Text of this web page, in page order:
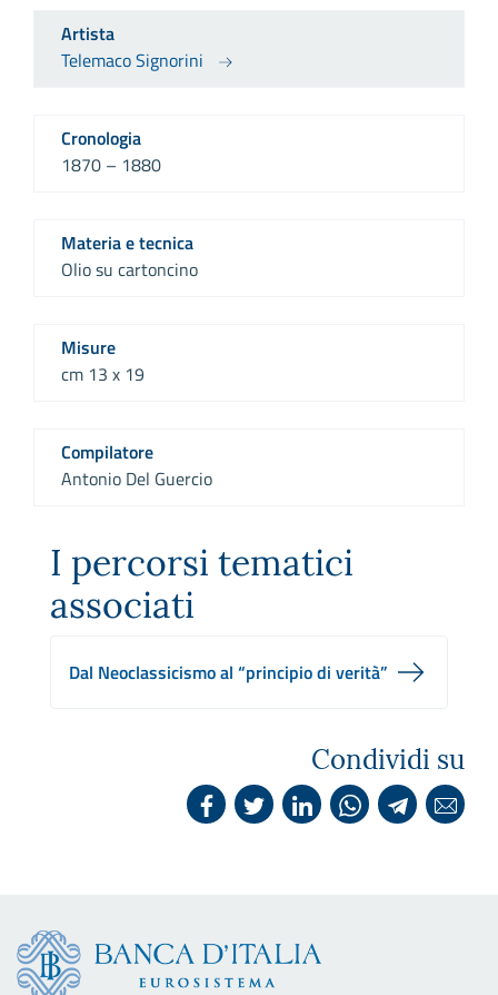
Artista
Telemaco Signorini
Cronologia
1870 – 1880
Materia e tecnica
Olio su cartoncino
Misure
cm 13 x 19
Compilatore
Antonio Del Guercio
I percorsi tematici
associati
Dal Neoclassicismo al “principio di verità”
Condividi su